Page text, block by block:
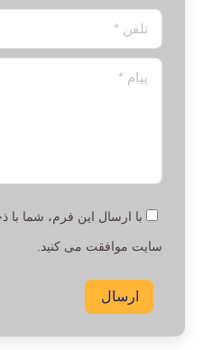
تلفن *
پیام *
با ارسال این فرم، شما با
سایت موافقت می کنید.
ارسال